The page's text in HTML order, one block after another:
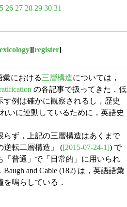
26 27 28 29 30 31
][register]
彙における三層構造については，
の各記事で扱ってきた．低
例は確かに観察されるし，歴史
いに連動しているために，英語史
ず，上記の三層構造はあくまで
逆転二層構造」 ([2015-07-24-1]) で
「普通」で「日常的」に用いられ
and Cable (182) は，英語語彙
鳴らしている．